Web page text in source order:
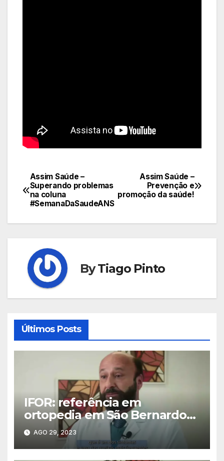
Navegação
de
Post
Assim Saúde –
Prevenção e
promoção da saúde!
Assim Saúde –
Superando problemas
na coluna
#SemanaDaSaudeANS
ByTiago Pinto
Últimos Posts
IFOR: referência em
ortopedia em São Bernardo
do Campo
AGO 29, 2023